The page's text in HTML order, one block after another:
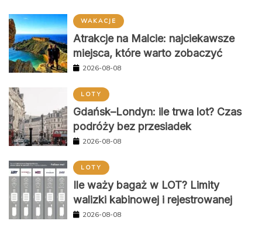
WAKACJE
Atrakcje na Malcie: najciekawsze
miejsca, które warto zobaczyć
2026-08-08
LOTY
Gdańsk–Londyn: ile trwa lot? Czas
podróży bez przesiadek
2026-08-08
LOTY
Ile waży bagaż w LOT? Limity
walizki kabinowej i rejestrowanej
2026-08-08